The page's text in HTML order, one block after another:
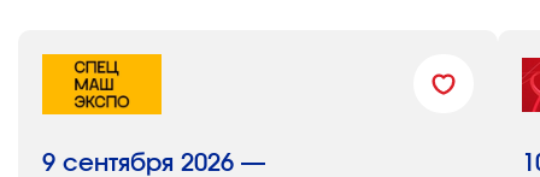
9 сентября 2026 —